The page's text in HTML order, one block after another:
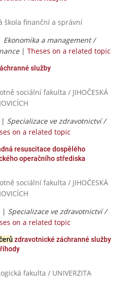
škola finanční a správní
Ekonomika a management /
| Theses on a related topic
služby
sociální fakulta / JIHOČESKÁ
| Specializace ve zdravotnictví /
on a related topic
resuscitace dospělého
operačního střediska
sociální fakulta / JIHOČESKÁ
| Specializace ve zdravotnictví /
on a related topic
zdravotnické záchranné služby
fakulta / UNIVERZITA